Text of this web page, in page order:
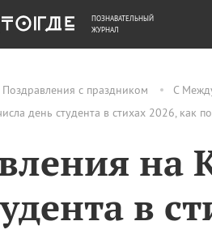
Поздравления с праздником
С
день студента в стихах 2026, как
на
в
ОБЩЕСТВО ДЕНЬГИ
ПОЗНАВАТЕЛЬНЫЙ
ЖУРНАЛ